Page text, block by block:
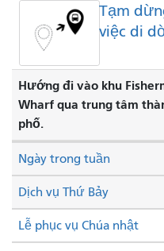
Tạm
việc di
Hướng đi vào khu
Wharf qua trung tâm
phố.
Dịch vụ Thứ Bảy
Lễ phục vụ Chúa nhật
Ngày trong tuần